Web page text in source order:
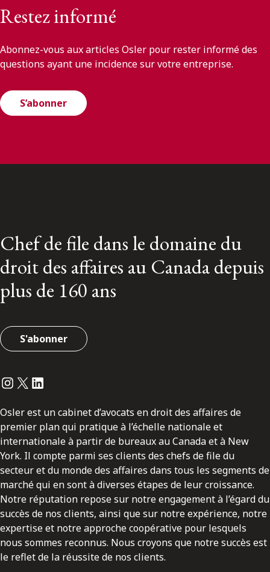
Restez informé
Abonnez-vous aux articles Osler pour rester informé des
questions ayant une incidence sur votre entreprise.
S’abonner
Chef de file dans le domaine du
droit des affaires au Canada depuis
plus de 160 ans
S'abonner
Instagram
Twitter
LinkedIn
Osler est un cabinet d’avocats en droit des affaires de
premier plan qui pratique à l’échelle nationale et
internationale à partir de bureaux au Canada et à New
York. Il compte parmi ses clients des chefs de file du
secteur et du monde des affaires dans tous les segments de
marché qui en sont à diverses étapes de leur croissance.
Notre réputation repose sur notre engagement à l’égard du
succès de nos clients, ainsi que sur notre expérience, notre
expertise et notre approche coopérative pour lesquels
nous sommes reconnus. Nous croyons que notre succès est
le reflet de la réussite de nos clients.